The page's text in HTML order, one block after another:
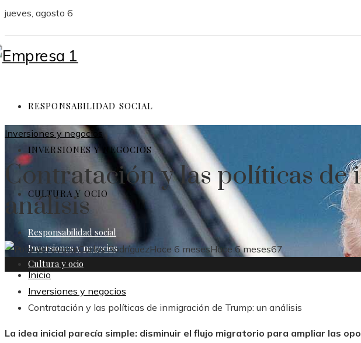
jueves, agosto 6
RESPONSABILIDAD SOCIAL
INVERSIONES Y NEGOCIOS
CULTURA Y OCIO
Responsabilidad social
Inversiones y negocios
Cultura y ocio
Inversiones y negocios
Contratación y las políticas
análisis
Carlos RodríguezHace 6 mesesHace 6 meses67
Inicio
Inversiones y negocios
Contratación y las políticas de inmigración de Trump: un análisis
La idea inicial parecía simple: disminuir el flujo migratorio para ampliar las